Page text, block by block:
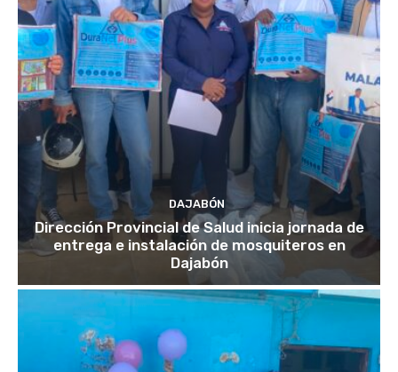
DAJABÓN
Dirección Provincial de Salud inicia jornada de
entrega e instalación de mosquiteros en
Dajabón